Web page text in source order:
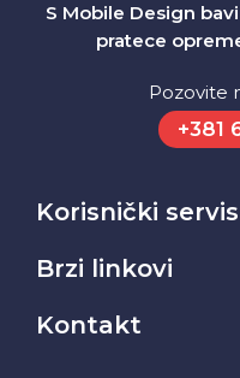
S Mobile Design
pratece
Pozovite
+381
Korisnički servis
Brzi linkovi
Kontakt